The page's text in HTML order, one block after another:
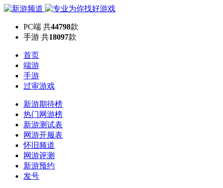
PC端 共44798款
手游 共18097款
首页
端游
手游
过审游戏
新游期待榜
热门网游榜
新游测试表
网游开服表
怀旧频道
网游评测
新游预约
发号